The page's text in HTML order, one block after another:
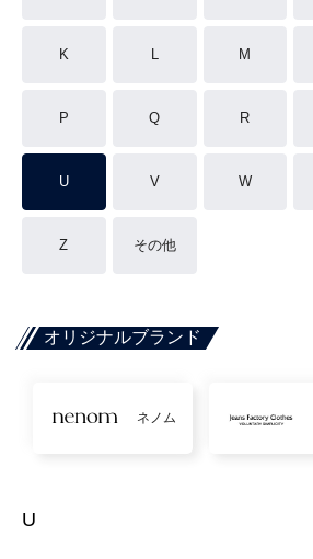
K L M
P Q R
U V W
Z その他
オリジナルブランド
ネノム
U